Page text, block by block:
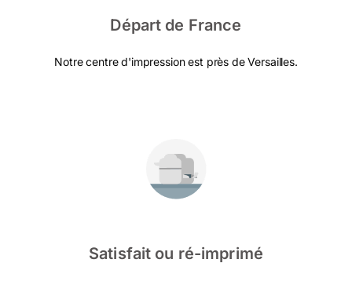
Départ de France
Notre centre d'impression est près de Versailles.
Satisfait ou ré-imprimé